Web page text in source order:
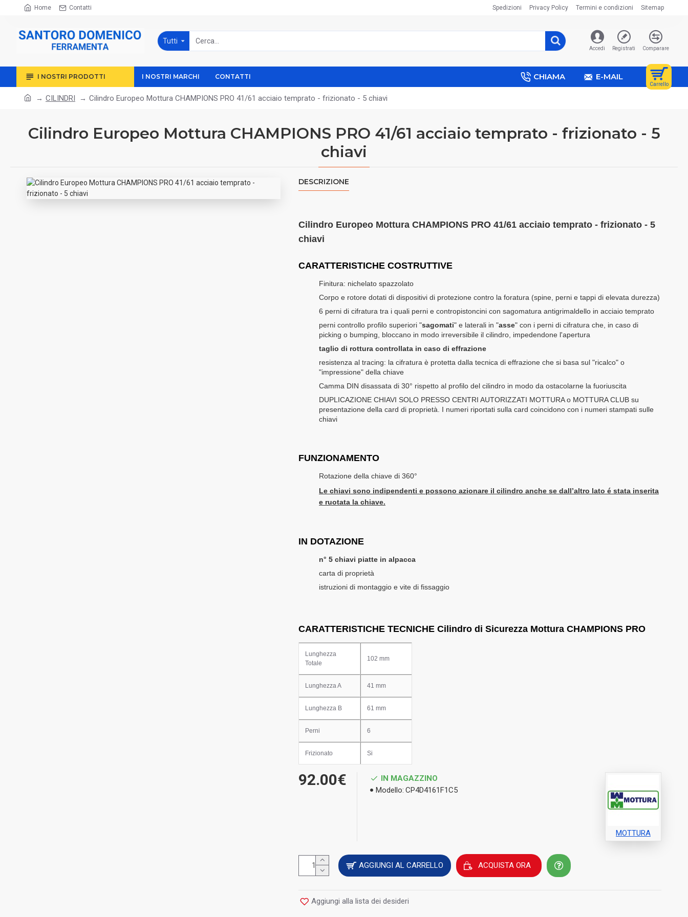
Home Contatti Spedizioni Privacy Policy Termini e condizioni Sitemap
Tutti
Accedi Registrati Comparare
I NOSTRI PRODOTTI I NOSTRI MARCHI CONTATTI CHIAMA E-MAIL
Carrello
CILINDRI Cilindro Europeo Mottura CHAMPIONS PRO 41/61 acciaio temprato - frizionato - 5 chiavi
Cilindro Europeo Mottura CHAMPIONS PRO 41/61 acciaio temprato - frizionato - 5
chiavi
DESCRIZIONE
Cilindro Europeo Mottura CHAMPIONS PRO 41/61 acciaio temprato - frizionato - 5
chiavi
CARATTERISTICHE COSTRUTTIVE
Finitura: nichelato spazzolato
Corpo e rotore dotati di dispositivi di protezione contro la foratura (spine, perni e tappi di elevata durezza)
6 perni di cifratura tra i quali perni e contropistoncini con sagomatura antigrimaldello in acciaio temprato
perni controllo profilo superiori "sagomati" e laterali in "asse" con i perni di cifratura che, in caso di
picking o bumping, bloccano in modo irreversibile il cilindro, impedendone l'apertura
taglio di rottura controllata in caso di effrazione
resistenza al tracing: la cifratura è protetta dalla tecnica di effrazione che si basa sul "ricalco" o
"impressione" della chiave
Camma DIN disassata di 30° rispetto al profilo del cilindro in modo da ostacolarne la fuoriuscita
DUPLICAZIONE CHIAVI SOLO PRESSO CENTRI AUTORIZZATI MOTTURA o MOTTURA CLUB su
presentazione della card di proprietà. I numeri riportati sulla card coincidono con i numeri stampati sulle
chiavi
FUNZIONAMENTO
Rotazione della chiave di 360°
Le chiavi sono indipendenti e possono azionare il cilindro anche se dall’altro lato é stata inserita
e ruotata la chiave.
IN DOTAZIONE
n° 5 chiavi piatte in alpacca
carta di proprietà
istruzioni di montaggio e vite di fissaggio
CARATTERISTICHE TECNICHE Cilindro di Sicurezza Mottura CHAMPIONS PRO
Lunghezza
Totale
102 mm
Lunghezza A 41 mm
Lunghezza B 61 mm
Perni 6
Frizionato Si
92.00€
IN MAGAZZINO
Modello: CP4D4161F1C5
MOTTURA
AGGIUNGI AL CARRELLO ACQUISTA ORA
Aggiungi alla lista dei desideri